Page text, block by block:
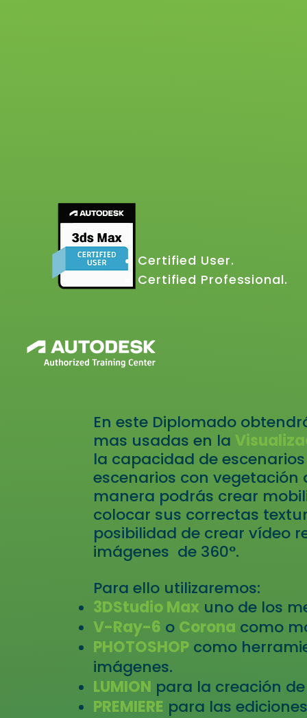
Certified User.
Certified Professional.
En este Diplomado
mas usadas en la
la capacidad de
escenarios con
manera podrás crear
colocar sus correctas
posibilidad de crear vídeo
imágenes de 360°.
Para ello utilizaremos:
3DStudio Max uno de los
V-Ray-6 o Corona como
PHOTOSHOP como
imágenes.
LUMION para la creación
PREMIERE para las